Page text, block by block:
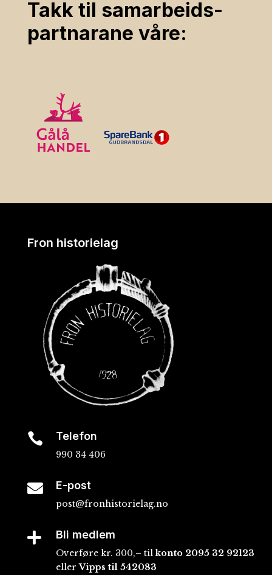
Takk til samarbeids­
partnarane våre:
Fron historielag
 Telefon
990 34 406
 E-post
post@fronhistorielag.no
 Bli medlem
Overføre kr. 300,– tilkonto 2095 32 92123
ellerVipps til 542083